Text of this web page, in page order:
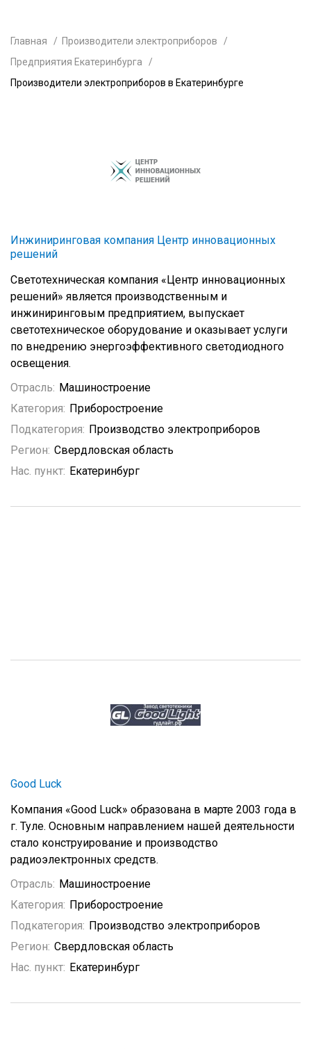
Главная
Производители электроприборов
Предприятия Екатеринбурга
Производители электроприборов в Екатеринбурге
Инжиниринговая компания Центр инновационных
решений
Светотехническая компания «Центр инновационных
решений» является производственным и
инжиниринговым предприятием, выпускает
светотехническое оборудование и оказывает услуги
по внедрению энергоэффективного светодиодного
освещения.
Отрасль: Машиностроение
Категория: Приборостроение
Подкатегория: Производство электроприборов
Регион: Свердловская область
Нас. пункт: Екатеринбург
Good Luck
Компания «Good Luck» образована в марте 2003 года в
г. Туле. Основным направлением нашей деятельности
стало конструирование и производство
радиоэлектронных средств.
Отрасль: Машиностроение
Категория: Приборостроение
Подкатегория: Производство электроприборов
Регион: Свердловская область
Нас. пункт: Екатеринбург